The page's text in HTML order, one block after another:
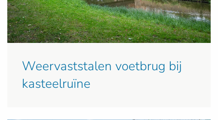
Weervaststalen voetbrug bij
kasteelruïne